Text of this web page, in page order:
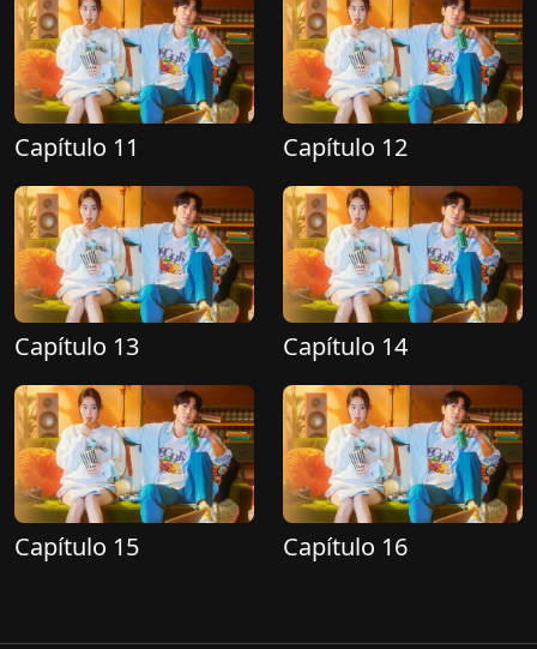
Capítulo 11 Capítulo 12
Capítulo 13 Capítulo 14
Capítulo 15 Capítulo 16